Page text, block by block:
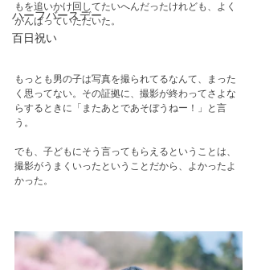
ハーフバースデー
百日祝い
もを追いかけ回してたいへんだったけれども、よく
がんばっていただいた。
もっとも男の子は写真を撮られてるなんて、まった
く思ってない。その証拠に、撮影が終わってさよな
らするときに「またあとであそぼうねー！」と言
う。
でも、子どもにそう言ってもらえるということは、
撮影がうまくいったということだから、よかったよ
かった。